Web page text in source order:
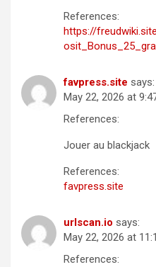
References:
https://
favpress.site says:
May 22, 2026 at
References:
Jouer au blackjack
References:
favpress.site
urlscan.io says:
May 22, 2026 at
References: